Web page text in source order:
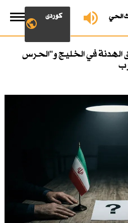
الحي کوردی
في الخليج و"الحرس